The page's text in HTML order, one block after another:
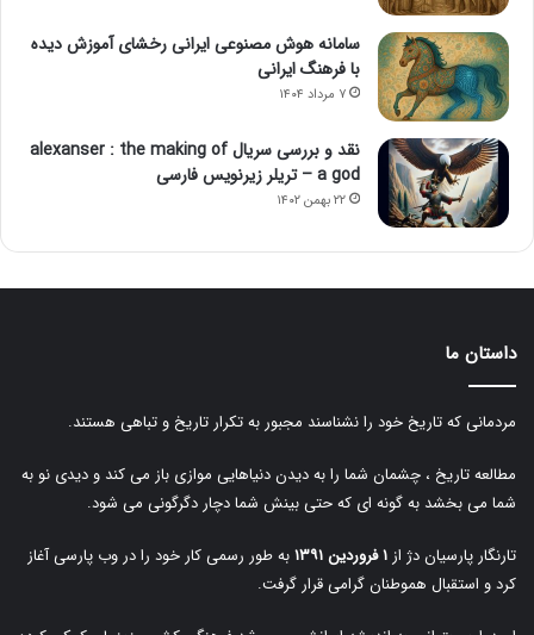
سامانه هوش مصنوعی ایرانی رخشای آموزش دیده
با فرهنگ ایرانی
۷ مرداد ۱۴۰۴
نقد و بررسی سریال alexanser : the making of
a god – تریلر زیرنویس فارسی
۲۲ بهمن ۱۴۰۲
داستان ما
مردمانی که تاریخ خود را نشناسند مجبور به تکرار تاریخ و تباهی هستند.
مطالعه تاریخ ، چشمان شما را به دیدن دنیاهایی موازی باز می کند و دیدی نو به
شما می بخشد به گونه ای که حتی بینش شما دچار دگرگونی می شود.
تارنگار پارسیان دژ از ۱ فروردین ۱۳۹۱
به طور رسمی کار خود را در وب پارسی آغاز
کرد و استقبال هموطنان گرامی قرار گرفت.